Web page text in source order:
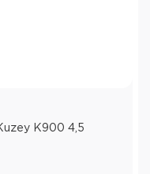
K900 4,5